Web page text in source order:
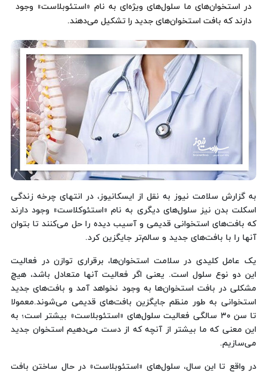
در استخوان‌های ما سلول‌های ویژه‌ای به نام «استئوبلاست» وجود
دارند که بافت استخوان‌های جدید را تشکیل می‌دهند.
به گزارش سلامت نیوز به نقل از ایسکانیوز، در انتهای چرخه زندگی
اسکلت بدن نیز سلول‌های دیگری به نام «استئوکلاست» وجود دارند
که بافت‌های استخوانی قدیمی و آسیب دیده را حل می‌کنند تا بتوان
آنها را با بافت‌های جدید و سالم‌تر جایگزین کرد.
یک عامل کلیدی در سلامت استخوان‌ها، برقراری توازن در فعالیت
این دو نوع سلول است. یعنی اگر فعالیت آنها متعادل باشد، هیچ
مشکلی در بافت استخوان‌ها به وجود نخواهد آمد و بافت‌های جدید
استخوانی به طور منظم جایگزین بافت‌های قدیمی می‌شوند.معمولا
تا سن ۳۰ سالگی فعالیت سلول‌های «استئوبلاست» بیشتر است؛ به
این معنی که ما بیشتر از آنچه که از دست می‌دهیم استخوان جدید
می‌سازیم.
در واقع تا این سال، سلول‌های «استئوبلاست‌» در حال ساختن بافت